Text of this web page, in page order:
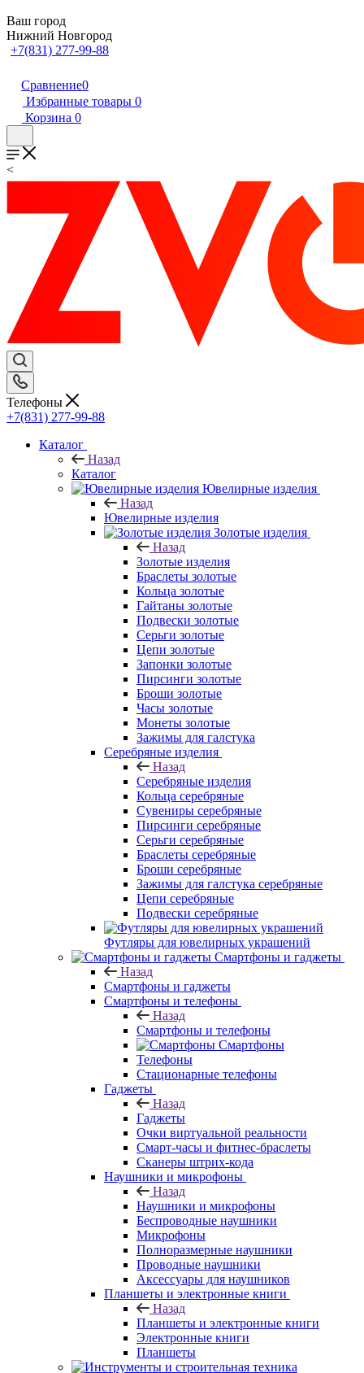
Ваш город
Нижний Новгород
+7(831) 277-99-88
Сравнение0
Избранные товары 0
Корзина 0
<
Телефоны
+7(831) 277-99-88
Каталог
Назад
Каталог
Ювелирные изделия
Назад
Ювелирные изделия
Золотые изделия
Назад
Золотые изделия
Браслеты золотые
Кольца золотые
Гайтаны золотые
Подвески золотые
Серьги золотые
Цепи золотые
Запонки золотые
Пирсинги золотые
Броши золотые
Часы золотые
Монеты золотые
Зажимы для галстука
Серебряные изделия
Назад
Серебряные изделия
Кольца серебряные
Сувениры серебряные
Пирсинги серебряные
Серьги серебряные
Браслеты серебряные
Броши серебряные
Зажимы для галстука серебряные
Цепи серебряные
Подвески серебряные
Футляры для ювелирных украшений
Смартфоны и гаджеты
Назад
Смартфоны и гаджеты
Смартфоны и телефоны
Назад
Смартфоны и телефоны
Смартфоны
Телефоны
Стационарные телефоны
Гаджеты
Назад
Гаджеты
Очки виртуальной реальности
Смарт-часы и фитнес-браслеты
Сканеры штрих-кода
Наушники и микрофоны
Назад
Наушники и микрофоны
Беспроводные наушники
Микрофоны
Полноразмерные наушники
Проводные наушники
Аксессуары для наушников
Планшеты и электронные книги
Назад
Планшеты и электронные книги
Электронные книги
Планшеты